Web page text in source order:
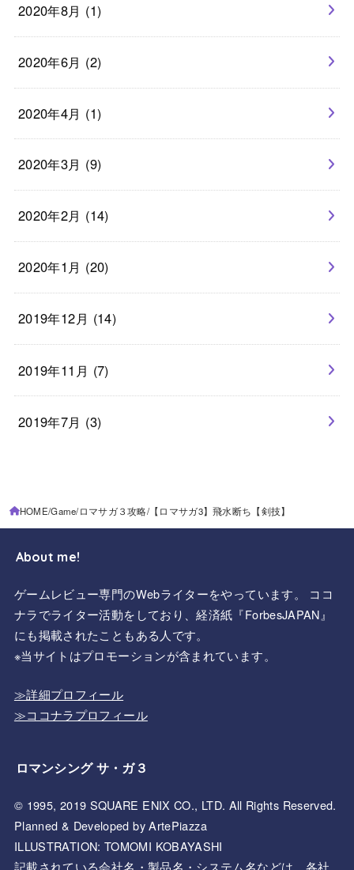
2020年8月 (1)
2020年6月 (2)
2020年4月 (1)
2020年3月 (9)
2020年2月 (14)
2020年1月 (20)
2019年12月 (14)
2019年11月 (7)
2019年7月 (3)
HOME Game ロマサガ３攻略 【ロマサガ3】飛水断ち【剣技】
About me!
ゲームレビュー専門のWebライターをやっています。 ココ
ナラでライター活動をしており、経済紙『ForbesJAPAN』
にも掲載されたこともある人です。
※当サイトはプロモーションが含まれています。
≫詳細プロフィール
≫ココナラプロフィール
ロマンシング サ・ガ３
© 1995, 2019 SQUARE ENIX CO., LTD. All Rights Reserved.
Planned & Developed by ArtePiazza
ILLUSTRATION: TOMOMI KOBAYASHI
記載されている会社名・製品名・システム名などは、各社